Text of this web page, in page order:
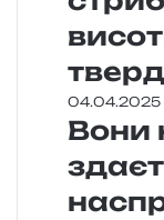
04.04.2025
Вони